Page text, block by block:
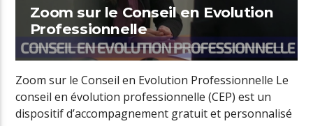
Zoom sur le Conseil en Evolution
Professionnelle
Zoom sur le Conseil en Evolution Professionnelle Le
conseil en évolution professionnelle (CEP) est un
dispositif d’accompagnement gratuit et personnalisé